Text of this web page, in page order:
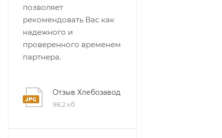
позволяет
рекомендовать Вас как
надежного и
проверенного временем
партнера.
Отзыв Хлебозавод
98,2 кб